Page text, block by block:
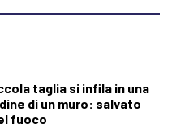
taglia si infila in una
di un muro: salvato
fuoco